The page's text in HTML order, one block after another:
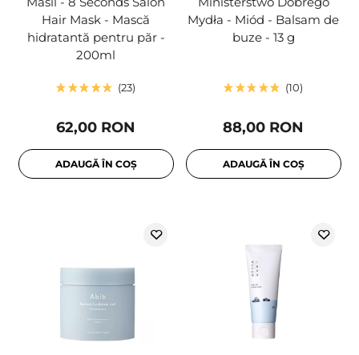
Hair Mask - Mască
hidratantă pentru păr -
200ml
23
62,00 RON
ADAUGĂ ÎN COȘ
Mydła - Miód - Balsam de
buze - 13 g
10
88,00 RON
ADAUGĂ ÎN COȘ